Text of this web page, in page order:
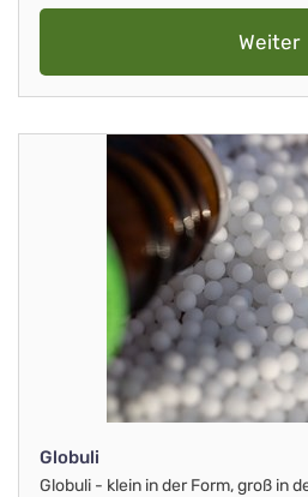
Weiter
Globuli
Globuli - klein in der Form, groß in